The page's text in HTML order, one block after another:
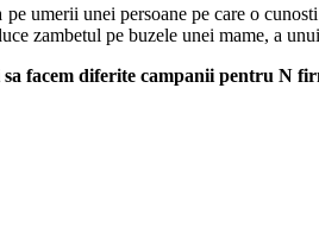
pe umerii unei persoane pe care o
zambetul pe buzele unei mame, a
facem diferite campanii pentru N